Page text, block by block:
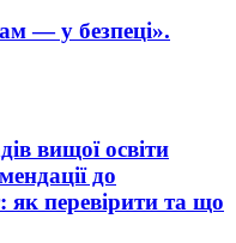
— у безпеці».
вищої освіти
до
як перевірити та що